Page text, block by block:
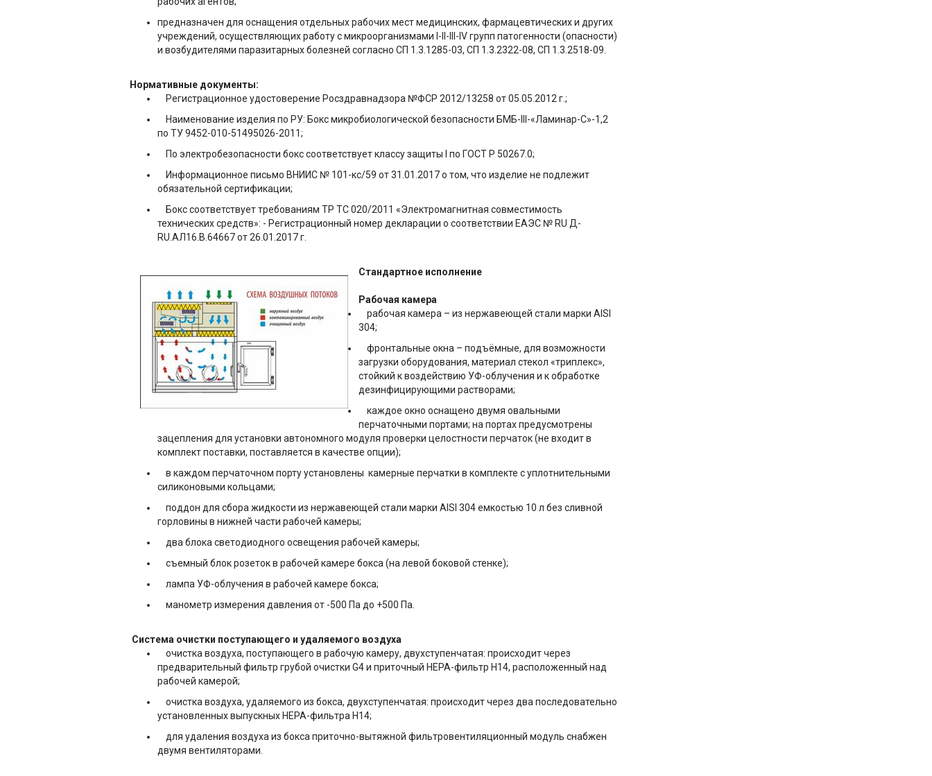
предназначен для оснащения отдельных рабочих мест медицинских, фармацевтических и других
учреждений, осуществляющих работу с микроорганизмами I-II-III-IV групп патогенности (опасности)
и возбудителями паразитарных болезней согласно СП 1.3.1285-03, СП 1.3.2322-08, СП 1.3.2518-09.
Нормативные документы:
Регистрационное удостоверение Росздравнадзора №ФСР 2012/13258 от 05.05.2012 г.;
Наименование изделия по РУ: Бокс микробиологической безопасности БМБ-III-«Ламинар-С»-1,2
по ТУ 9452-010-51495026-2011;
По электробезопасности бокс соответствует классу защиты I по ГОСТ Р 50267.0;
Информационное письмо ВНИИС № 101-кс/59 от 31.01.2017 о том, что изделие не подлежит
обязательной сертификации;
Бокс соответствует требованиям ТР ТС 020/2011 «Электромагнитная совместимость
технических средств»: - Регистрационный номер декларации о соответствии ЕАЭС № RU Д-
RU.АЛ16.B.64667 от 26.01.2017 г.
Стандартное исполнение
Рабочая камера
рабочая камера – из нержавеющей стали марки AISI
304;
фронтальные окна – подъёмные, для возможности
загрузки оборудования, материал стекол «триплекс»,
стойкий к воздействию УФ-облучения и к обработке
дезинфицирующими растворами;
каждое окно оснащено двумя овальными
перчаточными портами; на портах предусмотрены
зацепления для установки автономного модуля проверки целостности перчаток (не входит в
комплект поставки, поставляется в качестве опции);
в каждом перчаточном порту установлены камерные перчатки в комплекте с уплотнительными
силиконовыми кольцами;
поддон для сбора жидкости из нержавеющей стали марки AISI 304 емкостью 10 л без сливной
горловины в нижней части рабочей камеры;
два блока светодиодного освещения рабочей камеры;
съемный блок розеток в рабочей камере бокса (на левой боковой стенке);
лампа УФ-облучения в рабочей камере бокса;
манометр измерения давления от -500 Па до +500 Па.
Система очистки поступающего и удаляемого воздуха
очистка воздуха, поступающего в рабочую камеру, двухступенчатая: происходит через
предварительный фильтр грубой очистки G4 и приточный НЕРА-фильтр Н14, расположенный над
рабочей камерой;
очистка воздуха, удаляемого из бокса, двухступенчатая: происходит через два последовательно
установленных выпускных НЕРА-фильтра Н14;
для удаления воздуха из бокса приточно-вытяжной фильтровентиляционный модуль снабжен
двумя вентиляторами.